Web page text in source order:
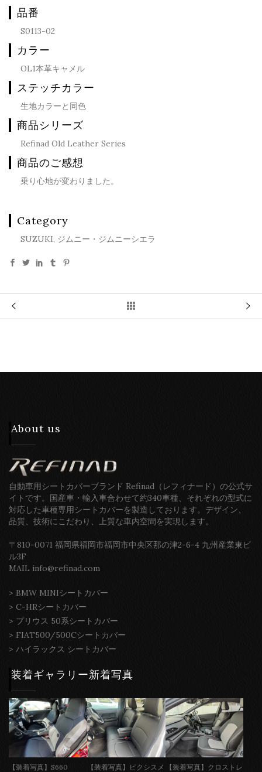
品番
S0113-02
カラー
OL1本革キャメル
ステッチカラー
生地カラーと同色
商品シリーズ
Refinad Old Leather Series
商品のご感想
乗り心地が変わりました。
Category
SUZUKI, ジムニー・ジムニーシエラ
About us
自動車用シートカバーブランド Refinad（レフィナード）の公式サ
イトです。国産車・輸入車合わせて約340車種、それぞれの型式に
対応した車種専用シートカバーを製造しております。デザイン、
品質、技術にこだわり、上質な車内空間を実現します。
〒810-0071 福岡県福岡市福岡市中央区那の津2-6-4 九州産業東ビ
ル3F
MAIL info@refinad.com
> BMW MINIシートカバー
> C-HRシートカバー
> プリウス 50系シートカバー
> FIAT500/500Cシートカバー
> ハイラックス シートカバー
装着ギャラリー新着写真
【装着写真】S660
【装着写真】ピクシスメ
【装着写真】クロストレ